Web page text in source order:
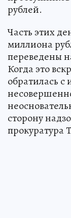
рублей.
Часть этих
миллиона
переведены
Когда это
обратилась с
сторону
прокуратура